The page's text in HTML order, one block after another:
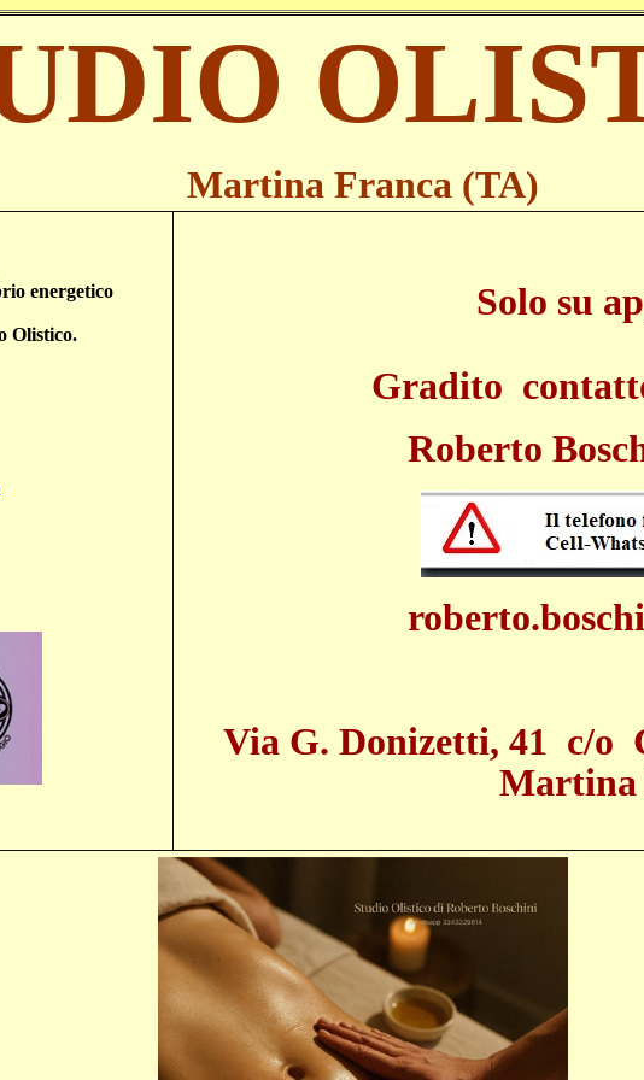
Martina Franca (TA)
energetico
Olistico.
Solo su
Gradito
Roberto
Via G. Donizetti, 41 c/o
Martina